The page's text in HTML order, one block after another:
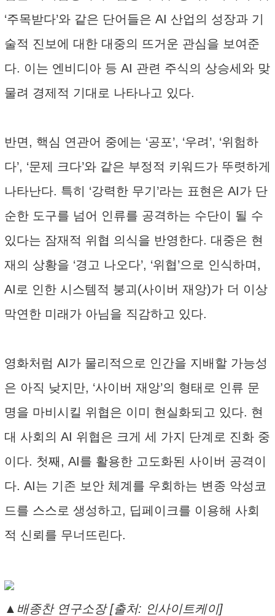
‘주목받다’와 같은 단어들은 AI 산업의 성장과 기
술적 진보에 대한 대중의 뜨거운 관심을 보여준
다. 이는 엔비디아 등 AI 관련 주식의 상승세와 맞
물려 경제적 기대로 나타나고 있다.
반면, 핵심 연관어 중에는 ‘공포’, ‘우려’, ‘위험하
다’, ‘문제 크다’와 같은 부정적 키워드가 뚜렷하게
나타난다. 특히 ‘강력한 무기’라는 표현은 AI가 단
순한 도구를 넘어 인류를 공격하는 수단이 될 수
있다는 잠재적 위협 의식을 반영한다. 대중은 현
재의 상황을 ‘경고 나오다’, ‘위협’으로 인식하며,
AI로 인한 시스템적 붕괴(사이버 재앙)가 더 이상
막연한 미래가 아님을 직감하고 있다.
영화처럼 AI가 물리적으로 인간을 지배할 가능성
은 아직 낮지만, ‘사이버 재앙’의 형태로 인류 문
명을 마비시킬 위협은 이미 현실화되고 있다. 현
대 사회의 AI 위협은 크게 세 가지 단계로 진화 중
이다. 첫째, AI를 활용한 고도화된 사이버 공격이
다. AI는 기존 보안 체계를 우회하는 변종 악성코
드를 스스로 생성하고, 딥페이크를 이용해 사회
적 신뢰를 무너뜨린다.
▲배종찬 연구소장 [출처: 인사이트케이]